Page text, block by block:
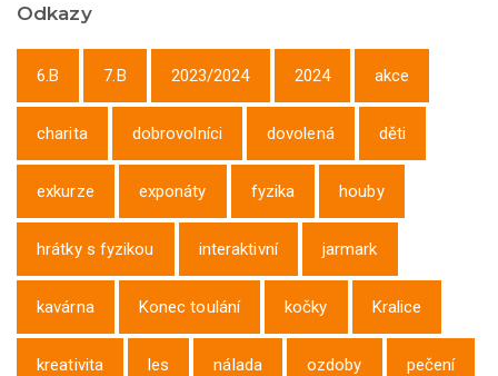
Odkazy
6.B 7.B 2023/2024 2024 akce
charita dobrovolníci dovolená děti
exkurze exponáty fyzika houby
hrátky s fyzikou interaktivní jarmark
kavárna Konec toulání kočky Kralice
kreativita les nálada ozdoby pečení